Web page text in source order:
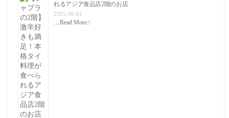
れるアジア食品店2階のお店
2025-06-01
…Read More☝︎